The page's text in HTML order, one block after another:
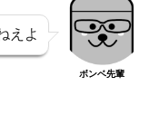
えよ
ボンベ先輩